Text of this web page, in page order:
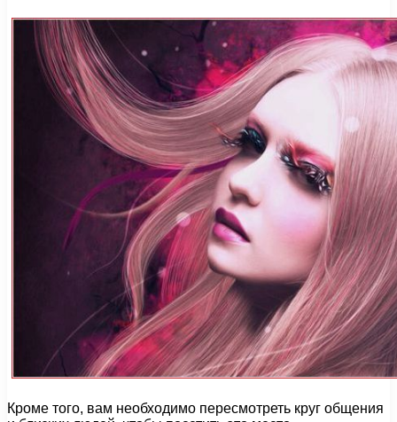
Кроме того, вам необходимо пересмотреть круг общения